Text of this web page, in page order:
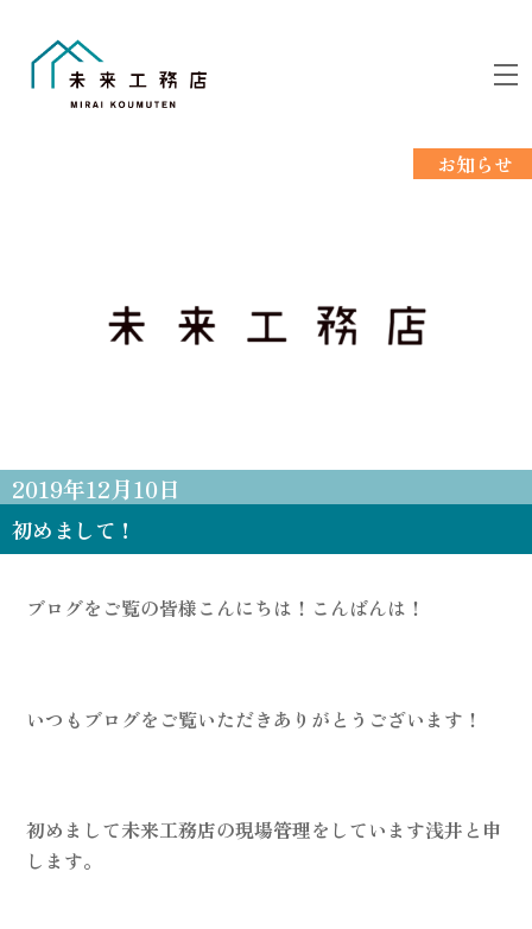
お知らせ
2019年12月10日
初めまして！
ブログをご覧の皆様こんにちは！こんばんは！
いつもブログをご覧いただきありがとうございます！
初めまして未来工務店の現場管理をしています浅井と申
します。